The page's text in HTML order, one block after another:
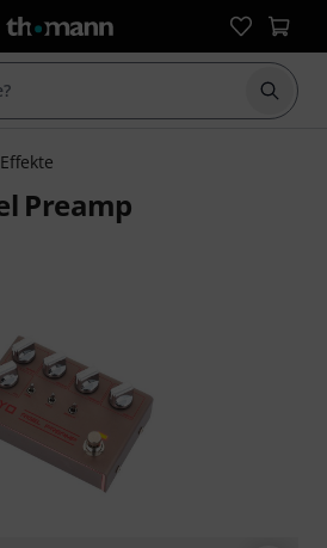
Suche
Preamp
Sternen aus 6 Kundenbewertungen